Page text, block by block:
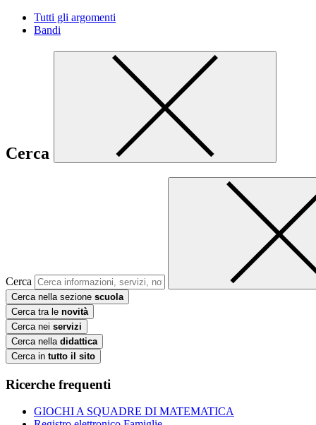
Tutti gli argomenti
Bandi
Cerca
Cerca
Cerca nella sezione scuola
Cerca tra le novità
Cerca nei servizi
Cerca nella didattica
Cerca in tutto il sito
Ricerche frequenti
GIOCHI A SQUADRE DI MATEMATICA